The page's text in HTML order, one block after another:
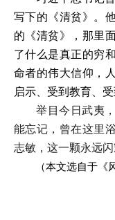
写下的《清贫》。
的《清贫》，那里
了什么是真正的穷
命者的伟大信仰，
启示、受到教育、受
举目今日武夷
能忘记，曾在这里
志敏，这一颗永远闪
（本文选自于《